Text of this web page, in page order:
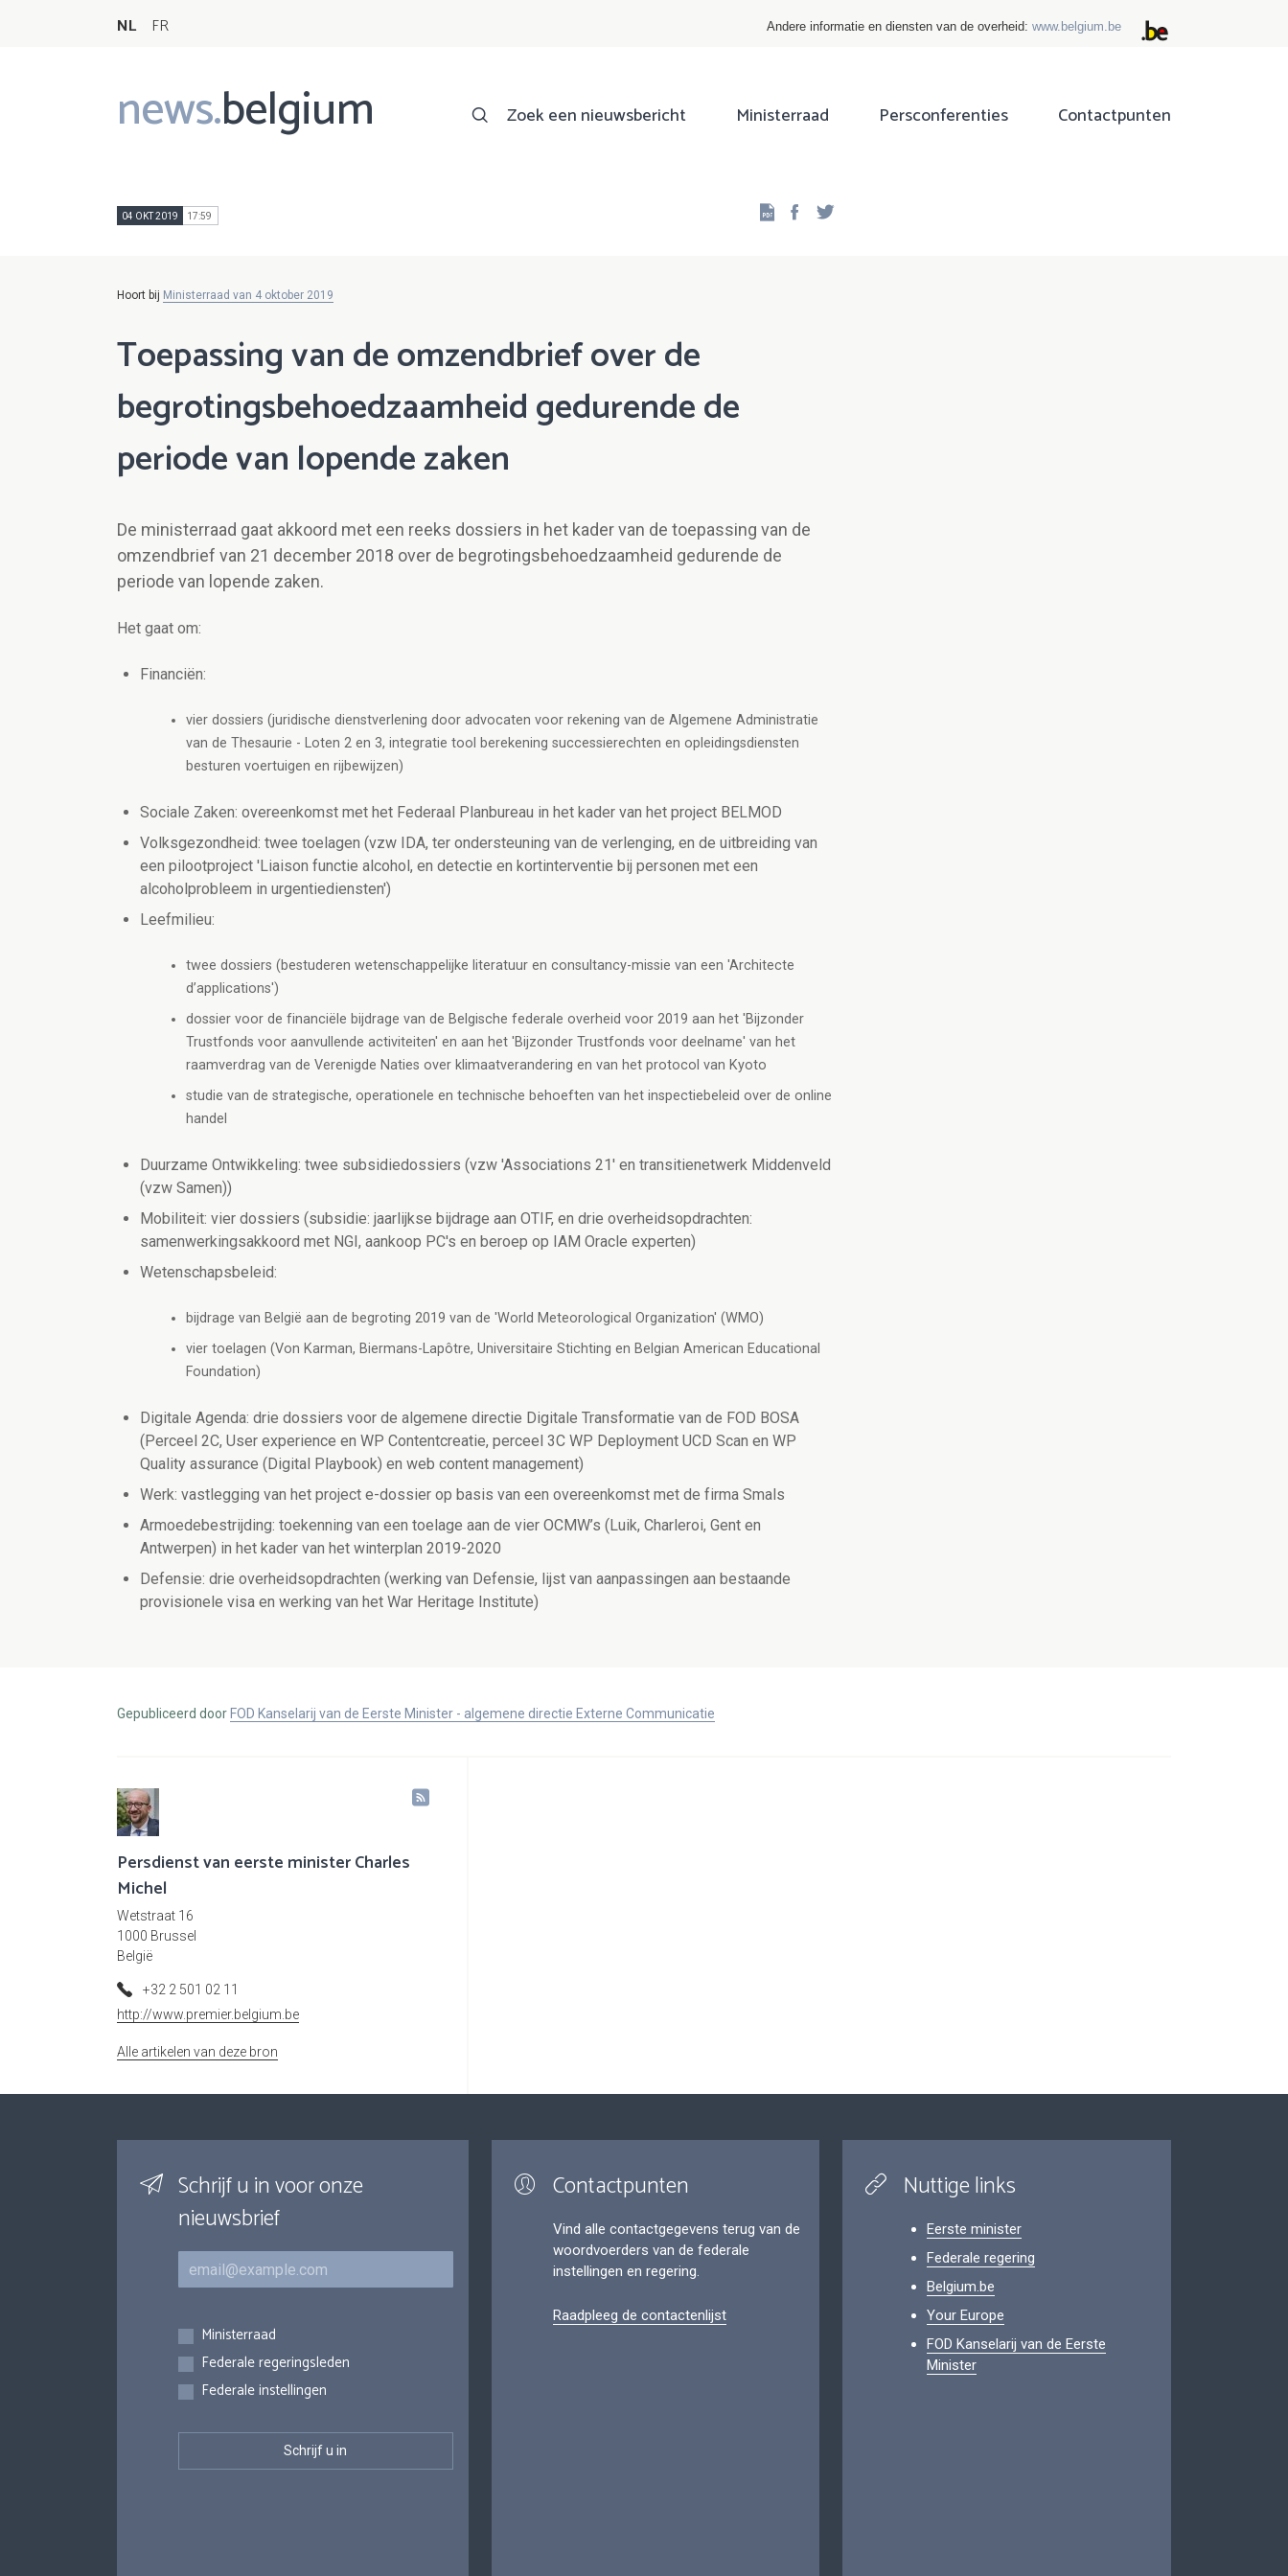
NL FR Andere informatie en diensten van de overheid: www.belgium.be
news.belgium
Main
navigation
Zoek een nieuwsbericht Ministerraad Persconferenties Contactpunten
04 OKT 2019 17:59 Facebook
Hoort bij Ministerraad van 4 oktober 2019
Toepassing van de omzendbrief over de
begrotingsbehoedzaamheid gedurende de
periode van lopende zaken
De ministerraad gaat akkoord met een reeks dossiers in het kader van de toepassing van de
omzendbrief van 21 december 2018 over de begrotingsbehoedzaamheid gedurende de
periode van lopende zaken.
Het gaat om:
Financiën:
vier dossiers (juridische dienstverlening door advocaten voor rekening van de Algemene Administratie
van de Thesaurie - Loten 2 en 3, integratie tool berekening successierechten en opleidingsdiensten
besturen voertuigen en rijbewijzen)
Sociale Zaken: overeenkomst met het Federaal Planbureau in het kader van het project BELMOD
Volksgezondheid: twee toelagen (vzw IDA, ter ondersteuning van de verlenging, en de uitbreiding van
een pilootproject 'Liaison functie alcohol, en detectie en kortinterventie bij personen met een
alcoholprobleem in urgentiediensten')
Leefmilieu:
twee dossiers (bestuderen wetenschappelijke literatuur en consultancy-missie van een 'Architecte
d’applications')
dossier voor de financiële bijdrage van de Belgische federale overheid voor 2019 aan het 'Bijzonder
Trustfonds voor aanvullende activiteiten' en aan het 'Bijzonder Trustfonds voor deelname' van het
raamverdrag van de Verenigde Naties over klimaatverandering en van het protocol van Kyoto
studie van de strategische, operationele en technische behoeften van het inspectiebeleid over de online
handel
Duurzame Ontwikkeling: twee subsidiedossiers (vzw 'Associations 21' en transitienetwerk Middenveld
(vzw Samen))
Mobiliteit: vier dossiers (subsidie: jaarlijkse bijdrage aan OTIF, en drie overheidsopdrachten:
samenwerkingsakkoord met NGI, aankoop PC's en beroep op IAM Oracle experten)
Wetenschapsbeleid:
bijdrage van België aan de begroting 2019 van de 'World Meteorological Organization' (WMO)
vier toelagen (Von Karman, Biermans-Lapôtre, Universitaire Stichting en Belgian American Educational
Foundation)
Digitale Agenda: drie dossiers voor de algemene directie Digitale Transformatie van de FOD BOSA
(Perceel 2C, User experience en WP Contentcreatie, perceel 3C WP Deployment UCD Scan en WP
Quality assurance (Digital Playbook) en web content management)
Werk: vastlegging van het project e-dossier op basis van een overeenkomst met de firma Smals
Armoedebestrijding: toekenning van een toelage aan de vier OCMW’s (Luik, Charleroi, Gent en
Antwerpen) in het kader van het winterplan 2019-2020
Defensie: drie overheidsopdrachten (werking van Defensie, lijst van aanpassingen aan bestaande
provisionele visa en werking van het War Heritage Institute)
Gepubliceerd door FOD Kanselarij van de Eerste Minister - algemene directie Externe Communicatie
Persdienst van eerste minister Charles
Michel
Wetstraat 16
1000 Brussel
België
+32 2 501 02 11
http://www.premier.belgium.be
Alle artikelen van deze bron
Schrijf u in voor onze
nieuwsbrief
E-mail
Inschrijvingen
Ministerraad
Federale regeringsleden
Federale instellingen
Contactpunten
Vind alle contactgegevens terug van de
woordvoerders van de federale
instellingen en regering.
Raadpleeg de contactenlijst
Nuttige links
Eerste minister
Federale regering
Belgium.be
Your Europe
FOD Kanselarij van de Eerste
Minister